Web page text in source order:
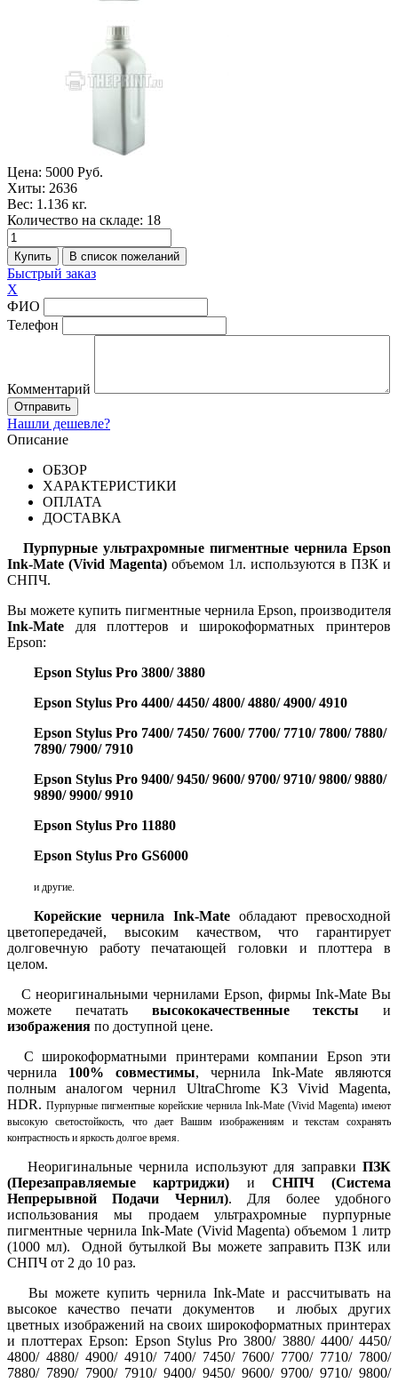
Цена: 5000 Руб.
Хиты: 2636
Вес: 1.136 кг.
Количество на складе: 18
Быстрый заказ
X
ФИО
Телефон
Комментарий
Нашли дешевле?
Описание
ОБЗОР
ХАРАКТЕРИСТИКИ
ОПЛАТА
ДОСТАВКА
Пурпурные ультрахромные пигментные чернила Epson
Ink-Mate (Vivid Magenta) объемом 1л. используются в ПЗК и
СНПЧ.
Вы можете купить пигментные чернила Epson, производителя
Ink-Mate для плоттеров и широкоформатных принтеров
Epson:
Epson Stylus Pro 3800/ 3880
Epson Stylus Pro 4400/ 4450/ 4800/ 4880/ 4900/ 4910
Epson Stylus Pro 7400/ 7450/ 7600/ 7700/ 7710/ 7800/ 7880/
7890/ 7900/ 7910
Epson Stylus Pro 9400/ 9450/ 9600/ 9700/ 9710/ 9800/ 9880/
9890/ 9900/ 9910
Epson Stylus Pro 11880
Epson Stylus Pro GS6000
и другие.
Корейские чернила Ink-Mateобладают превосходной
цветопередачей, высоким качеством, что гарантирует
долговечную работу печатающей головки и плоттера в
целом.
С неоригинальными чернилами Epson, фирмы Ink-Mate Вы
можете печатать высококачественные тексты и
изображения по доступной цене.
С широкоформатными принтерами компании Epson эти
чернила 100% совместимы, чернила Ink-Mate являются
полным аналогом чернил UltraChrome K3 Vivid Magenta,
HDR. Пурпурные пигментные корейские чернила Ink-Mate (Vivid Magenta) имеют
высокую светостойкость, что дает Вашим изображениям и текстам сохранять
контрастность и яркость долгое время.
Неоригинальные чернила используют для заправки ПЗК
(Перезаправляемые картриджи) и СНПЧ (Система
Непрерывной Подачи Чернил). Для более удобного
использования мы продаем ультрахромные пурпурные
пигментные чернила Ink-Mate (Vivid Magenta) объемом 1 литр
(1000 мл). Одной бутылкой Вы можете заправить ПЗК или
СНПЧ от 2 до 10 раз.
Вы можете купить чернила Ink-Mate и рассчитывать на
высокое качество печати документов и любых других
цветных изображений на своих широкоформатных принтерах
и плоттерах Epson: Epson Stylus Pro 3800/ 3880/ 4400/ 4450/
4800/ 4880/ 4900/ 4910/ 7400/ 7450/ 7600/ 7700/ 7710/ 7800/
7880/ 7890/ 7900/ 7910/ 9400/ 9450/ 9600/ 9700/ 9710/ 9800/